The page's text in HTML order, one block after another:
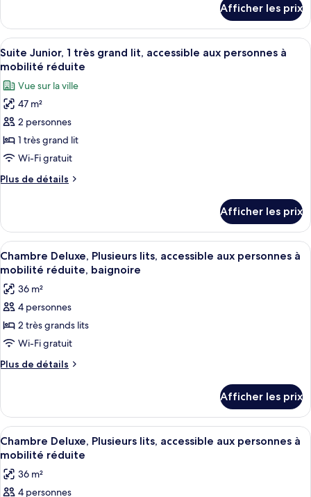
1
très
grand
lit,
accessible
aux
personnes
à
mobilité
réduite,
baignoire
Suite
Junior,
1
très
lit,
accessible
aux
personnes
à
réduite,
baignoire
Afficher les prix
Afficher
toutes
les
photos
pour
ce
type
de
chambre :
Suite
1
très
grand
lit,
accessible
aux
personnes
à
mobilité
réduite
Une chambre d’hôtel avec un
7
Suite Junior, 1 très grand lit, accessible aux personnes à
mobilité réduite
Vue sur la ville
47 m²
2 personnes
1 très grand lit
Wi-Fi gratuit
Plus de détails
Plus
Suite
Junior,
1
très
lit,
accessible
personnes
à
réduite
Afficher les prix
Afficher
toutes
les
photos
pour
ce
type
de
Deluxe,
Plusieurs
lits,
accessible
aux
personnes
Une chambre d’hôtel avec un
13
Chambre Deluxe, Plusieurs lits, accessible aux personnes à
mobilité réduite, baignoire
36 m²
4 personnes
2 très grands lits
Wi-Fi gratuit
Plus de détails
Plus
Chambre
Deluxe,
Plusieurs
lits,
aux
personnes
Afficher les prix
Afficher
toutes
les
photos
Une chambre d’hôtel avec deux
12
Chambre Deluxe, Plusieurs lits, accessible aux personnes à
mobilité réduite
36 m²
4 personnes